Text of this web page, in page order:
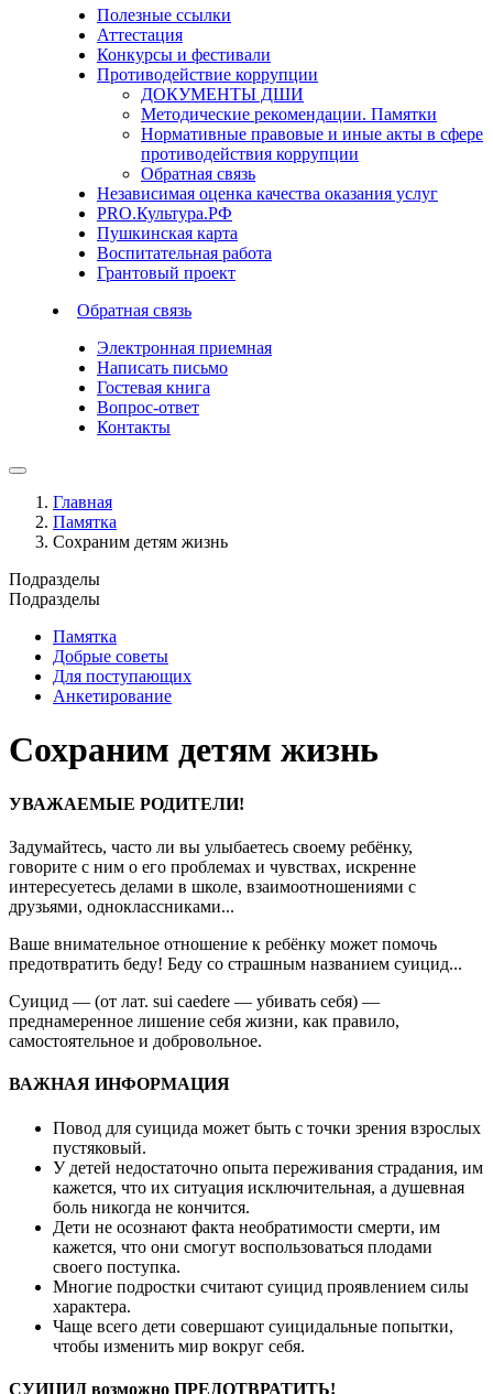
Полезные ссылки
Аттестация
Конкурсы и фестивали
Противодействие коррупции
ДОКУМЕНТЫ ДШИ
Методические рекомендации. Памятки
Нормативные правовые и иные акты в сфере
противодействия коррупции
Обратная связь
Независимая оценка качества оказания услуг
PRO.Культура.РФ
Пушкинская карта
Воспитательная работа
Грантовый проект
Обратная связь
Электронная приемная
Написать письмо
Гостевая книга
Вопрос-ответ
Контакты
Главная
Памятка
Сохраним детям жизнь
Подразделы
Подразделы
Памятка
Добрые советы
Для поступающих
Анкетирование
Сохраним детям жизнь
УВАЖАЕМЫЕ РОДИТЕЛИ!
Задумайтесь, часто ли вы улыбаетесь своему ребёнку,
говорите с ним о его проблемах и чувствах, искренне
интересуетесь делами в школе, взаимоотношениями с
друзьями, одноклассниками...
Ваше внимательное отношение к ребёнку может помочь
предотвратить беду! Беду со страшным названием суицид...
Суицид — (от лат. sui caedere — убивать себя) —
преднамеренное лишение себя жизни, как правило,
самостоятельное и добровольное.
ВАЖНАЯ ИНФОРМАЦИЯ
Повод для суицида может быть с точки зрения взрослых
пустяковый.
У детей недостаточно опыта переживания страдания, им
кажется, что их ситуация исключительная, а душевная
боль никогда не кончится.
Дети не осознают факта необратимости смерти, им
кажется, что они смогут воспользоваться плодами
своего поступка.
Многие подростки считают суицид проявлением силы
характера.
Чаще всего дети совершают суицидальные попытки,
чтобы изменить мир вокруг себя.
СУИЦИД возможно ПРЕДОТВРАТИТЬ!